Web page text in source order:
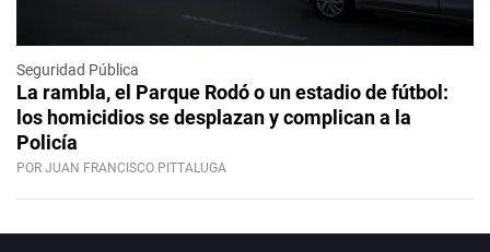
Seguridad Pública
La rambla, el Parque Rodó o un estadio de fútbol:
los homicidios se desplazan y complican a la
Policía
POR JUAN FRANCISCO PITTALUGA